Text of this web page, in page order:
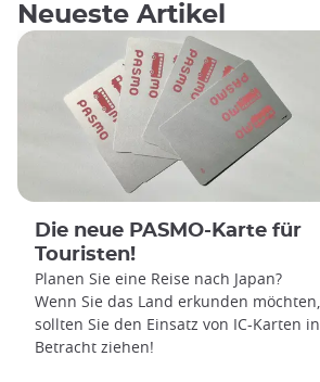
Neueste Artikel
Die neue PASMO-Karte für
Touristen!
Planen Sie eine Reise nach Japan?
Wenn Sie das Land erkunden möchten,
sollten Sie den Einsatz von IC-Karten in
Betracht ziehen!